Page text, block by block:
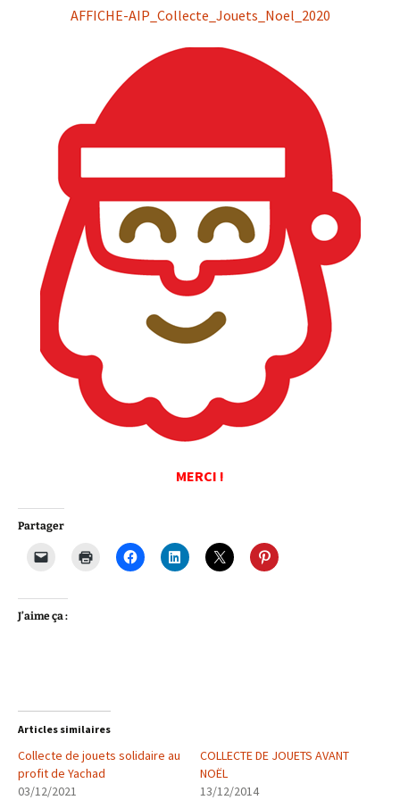
AFFICHE-AIP_Collecte_Jouets_Noel_2020
MERCI !
Partager
J’aime ça :
Articles similaires
Collecte de jouets solidaire au
profit de Yachad
03/12/2021
COLLECTE DE JOUETS AVANT
NOËL
13/12/2014